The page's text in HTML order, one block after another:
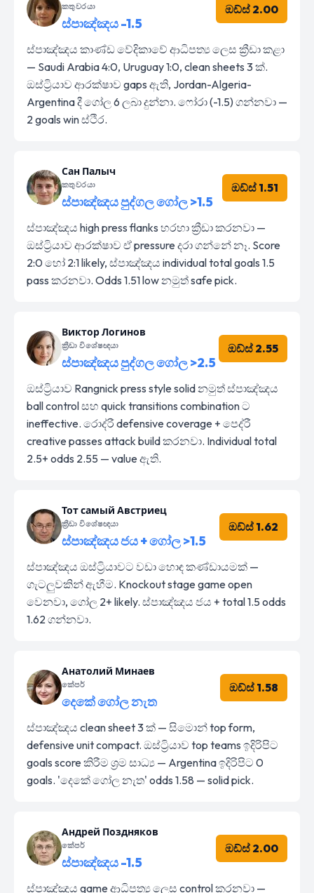
කතුවරයා
ස්පාඤ්ඤය -1.5
ඔඩ්ස් 2.00
ස්පාඤ්ඤය කාණ්ඩ වේදිකාවේ ආධිපත්‍ය ලෙස ක්‍රීඩා කළා
— Saudi Arabia 4:0, Uruguay 1:0, clean sheets 3 ක්.
ඔස්ට්‍රියාව ආරක්ෂාව gaps ඇති, Jordan-Algeria-
Argentina දී ගෝල 6 ලබා දුන්නා. ෆෝරා (-1.5) ගන්නවා —
2 goals win ස්ථිර.
Сан Палыч
කතුවරයා
ස්පාඤ්ඤය පුද්ගල ගෝල >1.5
ඔඩ්ස් 1.51
ස්පාඤ්ඤය high press flanks හරහා ක්‍රීඩා කරනවා —
ඔස්ට්‍රියාව ආරක්ෂාව ඒ pressure දරා ගන්නේ නෑ. Score
2:0 හෝ 2:1 likely, ස්පාඤ්ඤය individual total goals 1.5
pass කරනවා. Odds 1.51 low නමුත් safe pick.
Виктор Логинов
ක්‍රීඩා විශේෂඥයා
ස්පාඤ්ඤය පුද්ගල ගෝල >2.5
ඔඩ්ස් 2.55
ඔස්ට්‍රියාව Rangnick press style solid නමුත් ස්පාඤ්ඤය
ball control සහ quick transitions combination ට
ineffective. රොද්රී defensive coverage + පෙද්රී
creative passes attack build කරනවා. Individual total
2.5+ odds 2.55 — value ඇති.
Тот самый Австриец
ක්‍රීඩා විශේෂඥයා
ස්පාඤ්ඤය ජය + ගෝල >1.5
ඔඩ්ස් 1.62
ස්පාඤ්ඤය ඔස්ට්‍රියාවට වඩා හොඳ කණ්ඩායමක් —
ගැටලුවකින් ඇහීම. Knockout stage game open
වෙනවා, ගෝල 2+ likely. ස්පාඤ්ඤය ජය + total 1.5 odds
1.62 ගන්නවා.
Анатолий Минаев
කේපර්
දෙකේ ගෝල නැත
ඔඩ්ස් 1.58
ස්පාඤ්ඤය clean sheet 3 ක් — සිමොන් top form,
defensive unit compact. ඔස්ට්‍රියාව top teams ඉදිරිපිට
goals score කිරීම ශ්‍රම සාධ්‍ය — Argentina ඉදිරිපිට 0
goals. 'දෙකේ ගෝල නැත' odds 1.58 — solid pick.
Андрей Поздняков
කේපර්
ස්පාඤ්ඤය -1.5
ඔඩ්ස් 2.00
ස්පාඤ්ඤය game ආධිපත්‍ය ලෙස control කරනවා —